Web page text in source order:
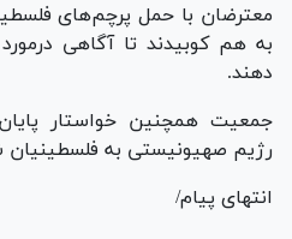
معترضان با حمل پرچم‌های
به هم کوبیدند تا آگاهی
دهند.
جمعیت همچنین خواستار
رژیم صهیونیستی به فلسطینیان
انتهای پیام/